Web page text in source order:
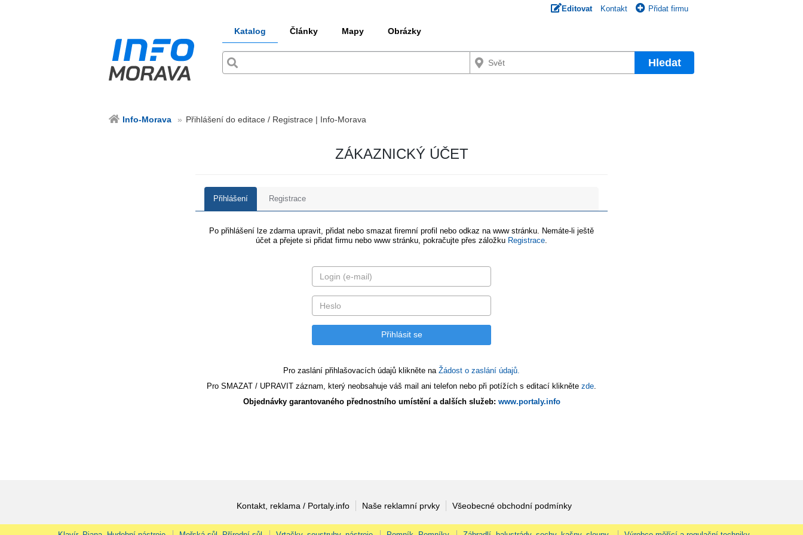
Editovat Kontakt Přidat firmu
Katalog Články Mapy Obrázky
Hledat
Info-Morava Přihlášení do editace / Registrace | Info-Morava
ZÁKAZNICKÝ ÚČET
Přihlášení Registrace
Po přihlášení lze zdarma upravit, přidat nebo smazat firemní profil nebo odkaz na www stránku. Nemáte-li ještě
účet a přejete si přidat firmu nebo www stránku, pokračujte přes záložku Registrace
Pro zaslání přihlašovacích údajů klikněte na Žádost o zaslání údajů.
Pro SMAZAT / UPRAVIT záznam, který neobsahuje váš mail ani telefon nebo při potížích s editací klikněte zde
Objednávky garantovaného přednostního umístění a dalších služeb: www.portaly.info
Kontakt, reklama / Portaly.info Naše reklamní prvky Všeobecné obchodní podmínky